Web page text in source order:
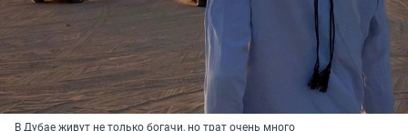
В Дубае живут не только богачи, но трат очень много